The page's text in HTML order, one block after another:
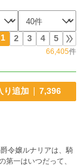
1 2 3 4 5
66,405件
り追加 7,396
令嬢ルナリアは、騎
第一はいつだって、